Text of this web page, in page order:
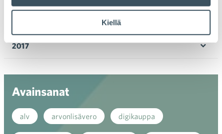
Kiellä
2017
Avainsanat
alv arvonlisävero digikauppa